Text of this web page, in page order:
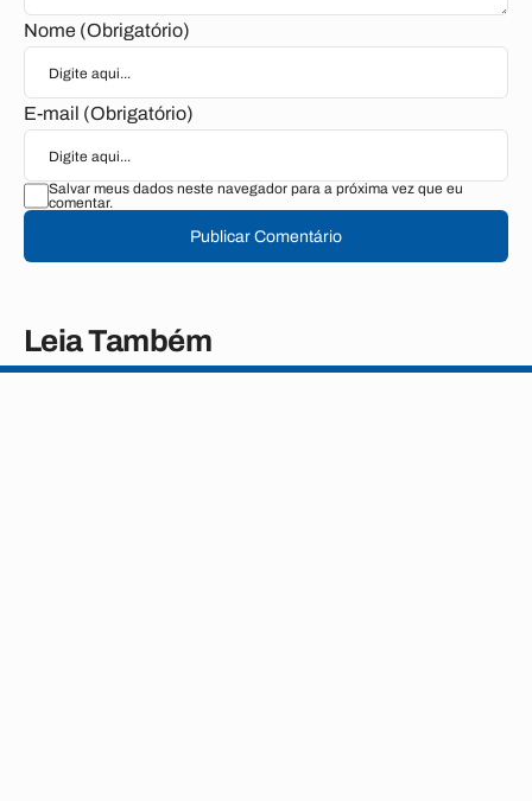
Nome (Obrigatório)
E-mail (Obrigatório)
Salvar meus dados neste navegador para a próxima vez que eu
comentar.
Publicar Comentário
Leia Também